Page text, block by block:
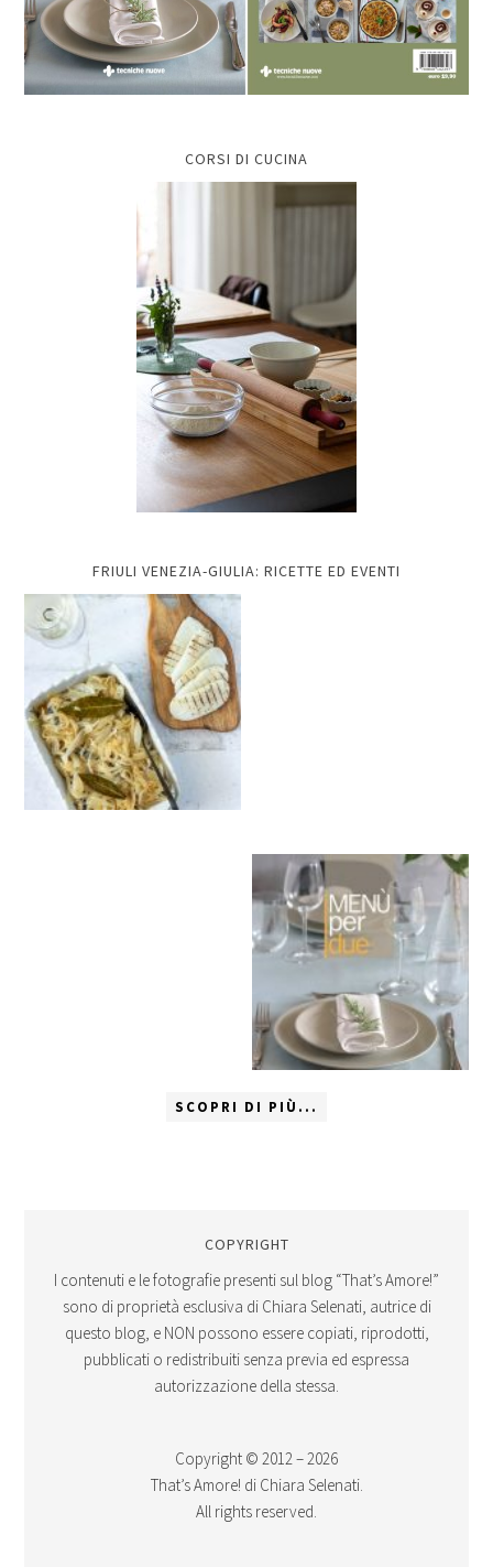
CORSI DI CUCINA
FRIULI VENEZIA-GIULIA: RICETTE ED EVENTI
SCOPRI DI PIÙ...
COPYRIGHT
I contenuti e le fotografie presenti sul blog “That’s Amore!”
sono di proprietà esclusiva di Chiara Selenati, autrice di
questo blog, e NON possono essere copiati, riprodotti,
pubblicati o redistribuiti senza previa ed espressa
autorizzazione della stessa.
Copyright © 2012 – 2026
That’s Amore! di Chiara Selenati.
All rights reserved.